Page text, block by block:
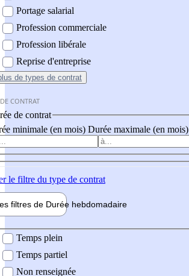
Portage salarial
Profession commerciale
Profession libérale
Reprise d'entreprise
de types de contrat
CONTRAT
de contrat
minimale (en mois) Durée maximale (en mois)
le filtre du type de contrat
filtres de Durée hebdomadaire
Temps plein
Temps partiel
Non renseignée